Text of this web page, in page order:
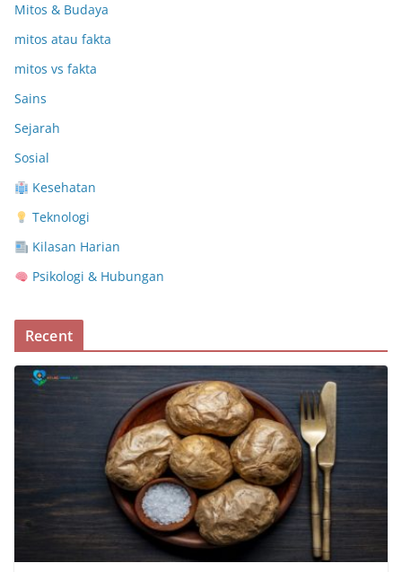
Mitos & Budaya
mitos atau fakta
mitos vs fakta
Sains
Sejarah
Sosial
Kesehatan
Teknologi
Kilasan Harian
Psikologi & Hubungan
Recent